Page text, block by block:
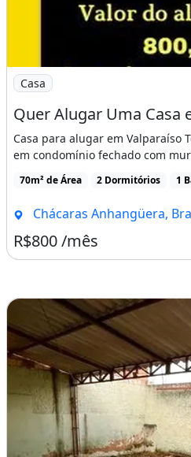
Imagem: Quer Alugar Uma
Casa
Casa para alugar em Valparaíso
em condomínio fechado com
70m² de Área 2 Dormitórios 1
Chácaras Anhangüera,
R$800 /mês